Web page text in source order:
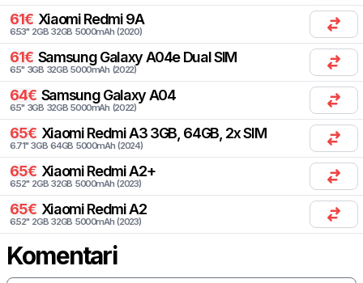
61€ Xiaomi Redmi 9A
6.53" 2GB 32GB 5000mAh (2020)
61€ Samsung Galaxy A04e Dual SIM
6.5" 3GB 32GB 5000mAh (2022)
64€ Samsung Galaxy A04
6.5" 3GB 32GB 5000mAh (2022)
65€ Xiaomi Redmi A3 3GB, 64GB, 2x SIM
6.71" 3GB 64GB 5000mAh (2024)
65€ Xiaomi Redmi A2+
6.52" 2GB 32GB 5000mAh (2023)
65€ Xiaomi Redmi A2
6.52" 2GB 32GB 5000mAh (2023)
Komentari